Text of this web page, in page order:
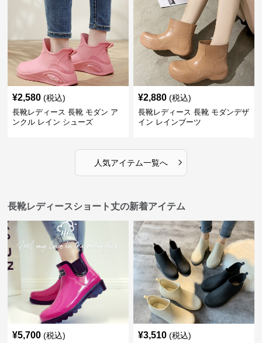
¥2,580 (税込)
長靴レディース 長靴 モダン ア
ンクル レイン シューズ
¥2,880 (税込)
長靴レディース 長靴 モダンデザ
イン レインブーツ
人気アイテム一覧へ ›
長靴レディースショート丈の新着アイテム
¥5,700 (税込) ¥3,510 (税込)